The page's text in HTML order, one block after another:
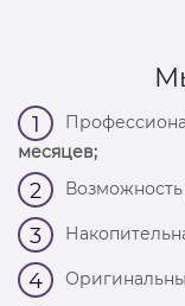
1
месяцев;
2
3
4